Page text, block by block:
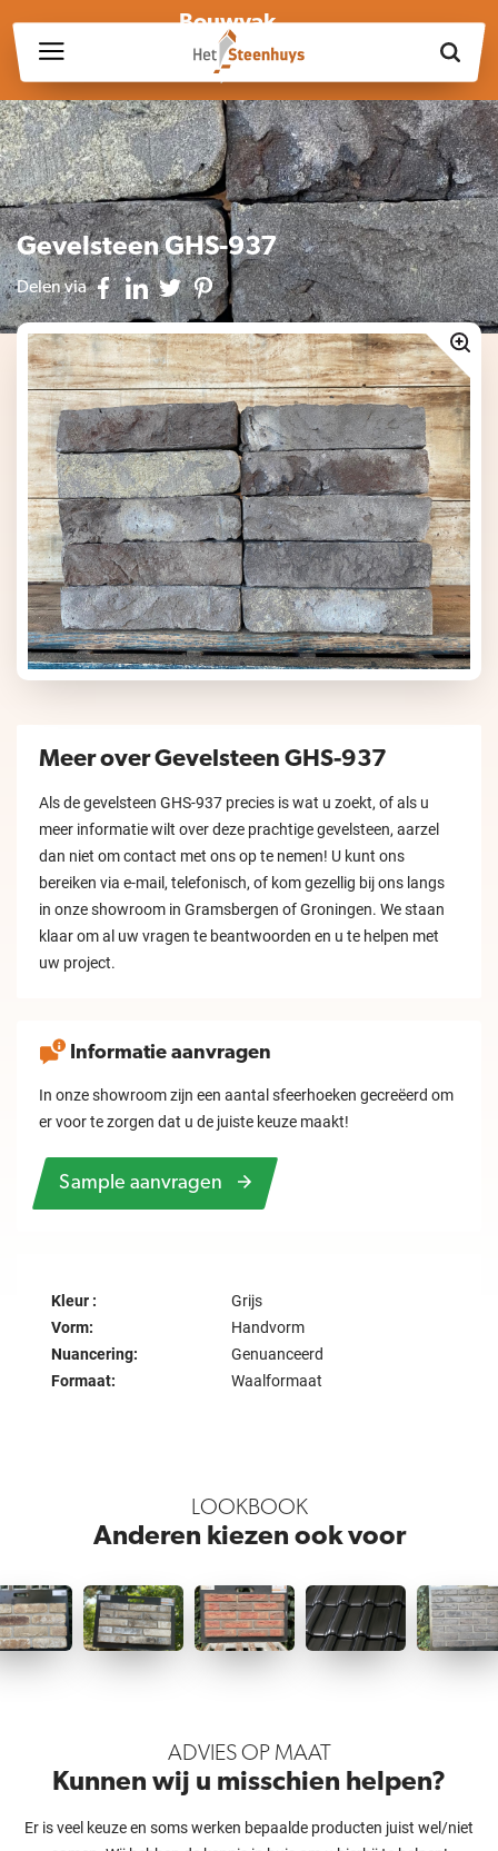
Bouwvak
Wij zijn wegens de bouwvak gesloten op vrijdag 17 juli en in
week 30, 31 en 32.
Gevelsteen GHS-937
Delen via
Meer over Gevelsteen GHS-937
Als de gevelsteen GHS-937 precies is wat u zoekt, of als u
meer informatie wilt over deze prachtige gevelsteen, aarzel
dan niet om contact met ons op te nemen! U kunt ons
bereiken via e-mail, telefonisch, of kom gezellig bij ons langs
in onze showroom in Gramsbergen of Groningen. We staan
klaar om al uw vragen te beantwoorden en u te helpen met
uw project.
Informatie aanvragen
In onze showroom zijn een aantal sfeerhoeken gecreëerd om
er voor te zorgen dat u de juiste keuze maakt!
Sample aanvragen
Kleur :
Grijs
Vorm:
Handvorm
Nuancering:
Genuanceerd
Formaat:
Waalformaat
LOOKBOOK
Anderen kiezen ook voor
ADVIES OP MAAT
Kunnen wij u misschien helpen?
Er is veel keuze en soms werken bepaalde producten juist wel/niet